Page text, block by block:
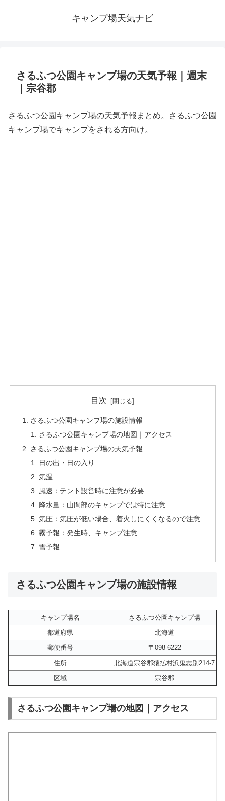
キャンプ場天気ナビ
さるふつ公園キャンプ場の天気予報｜週末
｜宗谷郡
さるふつ公園キャンプ場の天気予報まとめ。さるふつ公園
キャンプ場でキャンプをされる方向け。
目次
さるふつ公園キャンプ場の施設情報
さるふつ公園キャンプ場の地図｜アクセス
さるふつ公園キャンプ場の天気予報
日の出・日の入り
気温
風速：テント設営時に注意が必要
降水量：山間部のキャンプでは特に注意
気圧：気圧が低い場合、着火しにくくなるので注意
霧予報：発生時、キャンプ注意
雪予報
さるふつ公園キャンプ場の施設情報
キャンプ場名
さるふつ公園キャンプ場
都道府県
北海道
郵便番号
〒098-6222
住所
北海道宗谷郡猿払村浜鬼志別214-7
区域
宗谷郡
さるふつ公園キャンプ場の地図｜アクセス